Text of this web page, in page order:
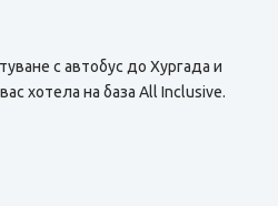
с автобус до Хургада и
хотела на база All Inclusive.